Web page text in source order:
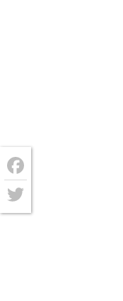
Facebook
Twitter